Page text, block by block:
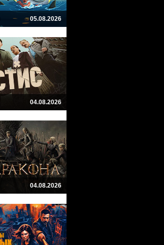
05.08.2026
04.08.2026
04.08.2026